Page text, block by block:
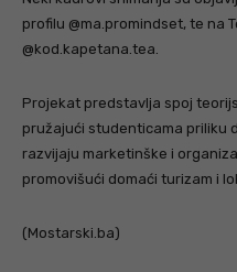
profilu @ma.promindset, te na
@kod.kapetana.tea.
Projekat predstavlja spoj
pružajući studenticama priliku
razvijaju marketinške i
promovišući domaći turizam i
(Mostarski.ba)